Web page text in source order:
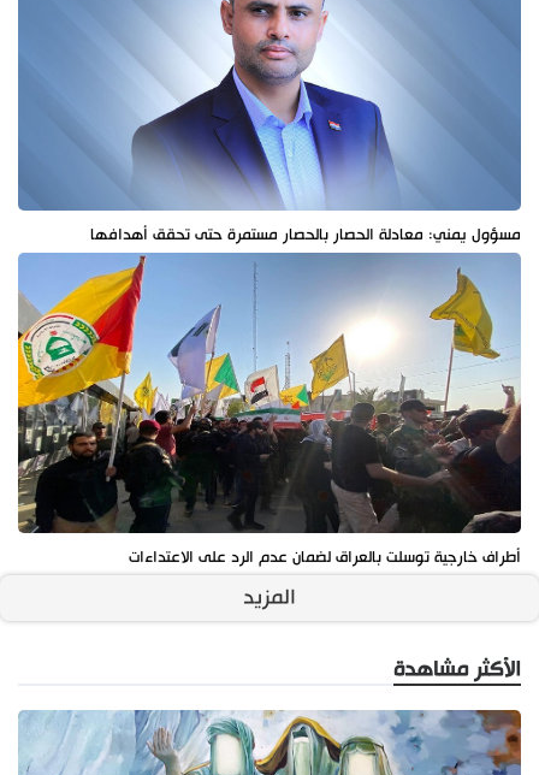
مسؤول يمني: معادلة الحصار بالحصار مستمرة حتى تحقق أهدافها
أطراف خارجية توسلت بالعراق لضمان عدم الرد على الاعتداءات
المزيد
الأكثر مشاهدة